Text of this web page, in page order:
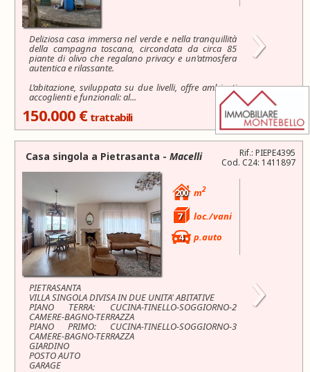
Deliziosa casa immersa nel verde e nella tranquillità
della campagna toscana, circondata da circa 85
piante di olivo che regalano privacy e un’atmosfera
autentica e rilassante.
L’abitazione, sviluppata su due livelli, offre ambienti
accoglienti e funzionali: al...
›
150.000 € trattabili
Rif.: PIEPE4395
Cod. C24: 1411897
Casa singola a Pietrasanta - Macelli
200 m2
7
loc./vani
4
p.auto
PIETRASANTA
VILLA SINGOLA DIVISA IN DUE UNITA' ABITATIVE
PIANO TERRA: CUCINA-TINELLO-SOGGIORNO-2
CAMERE-BAGNO-TERRAZZA
PIANO PRIMO: CUCINA-TINELLO-SOGGIORNO-3
CAMERE-BAGNO-TERRAZZA
GIARDINO
POSTO AUTO
GARAGE
›